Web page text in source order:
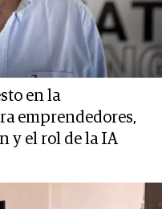
en la
emprendedores,
y el rol de la IA